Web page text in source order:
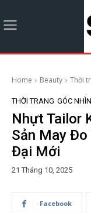
Home Beauty Thời
THỜI TRANG GÓC NHÌN
Nhựt Tailor
Sản May Đo
Đại Mới
21 Tháng 10, 2025
Facebook